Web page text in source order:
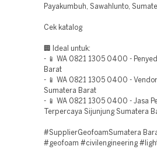
Payakumbuh, Sawahlunto,
Cek katalog
🏢 Ideal untuk:
- 📱 WA 0821 1305 0400 -
Barat
- 📱 WA 0821 1305 0400 -
Sumatera Barat
- 📱 WA 0821 1305 0400 - Jasa
Terpercaya Sijunjung Sumatera
#SupplierGeofoamSumatera
#geofoam #civilengineering